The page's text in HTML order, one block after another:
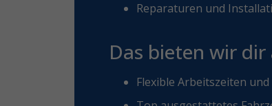
Reparaturen und
Das bieten wir dir
Flexible Arbeitszeiten